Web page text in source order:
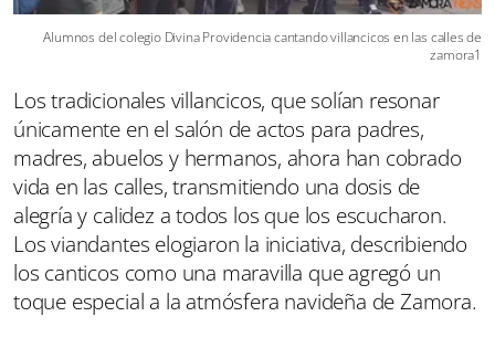
Alumnos del colegio Divina Providencia cantando villancicos en las calles de
zamora1
Los tradicionales villancicos, que solían resonar
únicamente en el salón de actos para padres,
madres, abuelos y hermanos, ahora han cobrado
vida en las calles, transmitiendo una dosis de
alegría y calidez a todos los que los escucharon.
Los viandantes elogiaron la iniciativa, describiendo
los canticos como una maravilla que agregó un
toque especial a la atmósfera navideña de Zamora.